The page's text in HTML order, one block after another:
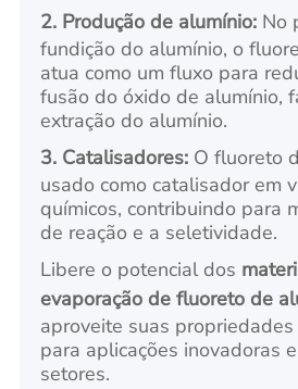
2. Produção de alumínio: No
fundição do alumínio, o
atua como um fluxo para
fusão do óxido de alumínio,
extração do alumínio.
3. Catalisadores: O fluoreto
usado como catalisador em
químicos, contribuindo para
de reação e a seletividade.
Libere o potencial dos
evaporação de fluoreto de
aproveite suas propriedades
para aplicações inovadoras
setores.